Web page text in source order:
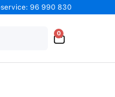
96 990 830
0